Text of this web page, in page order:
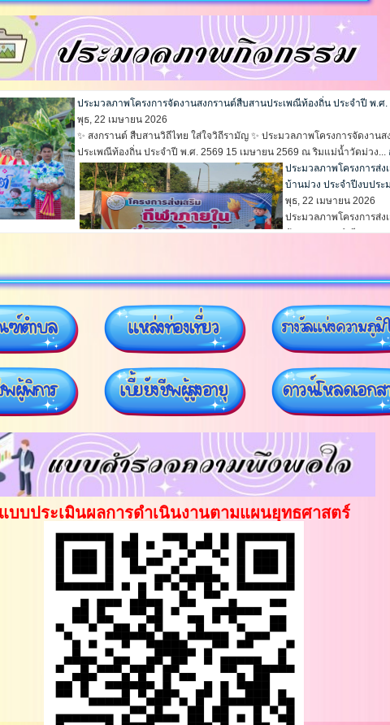
บ้านม่วง เรื่อง...อ่านเพิ่มเติม...
บ้านม่วง เรื่อง เผยแพร่แผนการจัดซื้อจัดจ้าง ประจำปีงบประมาณ พ.ศ.๒๕๖๗
บ้านม่วง เรื่อง... อ่านเพิ่มเติม...
ประมวลภาพโครงการจัดงานสงกรานต์สืบสานประเพณีท้องถิ่น ประจำปี พ.ศ.
พุธ, 22 เมษายน 2026
✨ สงกรานต์ สืบสานวิถีไทย ใส่ใจวิถีรามัญ ✨ ประมวลภาพโครงการจัดงาน
ประเพณีท้องถิ่น ประจำปี พ.ศ. 2569 15 เมษายน 2569 ณ ริมแม่น้ำวัดม่วง...
ประมวลภาพโครงการส่
บ้านม่วง ประจำปีงบปร
พุธ, 22 เมษายน 2026
ประมวลภาพโครงการส่
บ้านม่วง ประจำปีงบปร
แข่งขันฟุตบอลรอบคัดเ
กิจกรรมขับเคลื่อนสังคมข้
ศุกร์, 20 กุมภาพันธ์ 2026
กิจกรรมขับเคลื่อนสังคมข้าวเต็มบาตร “สั่งสมบุญ วิถีพุทธ วิถีธรรม”...อ่านเพิ่
พิธีบำเพ็ญพระราชกุศล ใ
จันทร์, 02 กุมภาพันธ์ 2026
✨31 มกราคม 2569 เว
นราวิชญ์ จุกกะแจะ นายก
ข้าราชการ พนักงานส่วน
วันเด็กแห่งชาติ ประจำปี
พุธ, 14 มกราคม 2026
วันที่ 9 มกราคม 2569 องค์การบริหารส่วนตำบลบ้านม่วงร่วมกับโรงเรียนวัดม่
หนองคา จัดกิจกรรมวันเด็กแห่งชาติ ประจำปี 2569 ⭐️...อ่านเพิ่มเติม...
แบบประเมินผลการดำเนินงานตามแผนยุทธศาสตร์